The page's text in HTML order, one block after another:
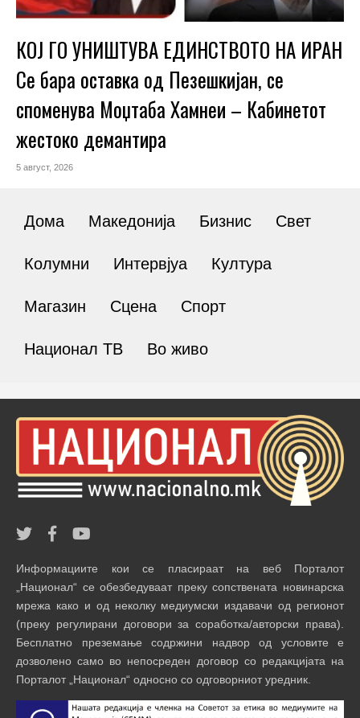
КОЈ ГО УНИШТУВА ЕДИНСТВОТО НА ИРАН
Се бара оставка од Пезешкијан, се
споменува Моџтаба Хамнеи – Кабинетот
жестоко демантира
5 август, 2026
Дома Македонија Бизнис Свет
Колумни Интервјуа Култура
Магазин Сцена Спорт
Национал ТВ Во живо
Информациите кои се пласираат на веб Порталот
„Национал“ се обезбедуваат преку сопствената новинарска
мрежа како и од неколку медиумски издавачи од регионот
(преку регулирани договори за соработка/авторски права).
Бесплатно преземање содржини надвор од условите е
дозволено само во непосреден договор со редакцијата на
Порталот „Национал“ односно со одговорниот уредник.